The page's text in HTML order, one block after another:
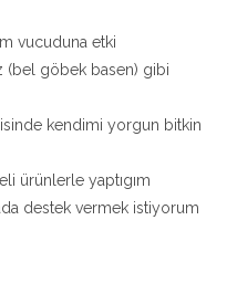
vucuduna etki
(bel göbek basen) gibi
kendimi yorgun bitkin
ürünlerle yaptıgım
destek vermek istiyorum